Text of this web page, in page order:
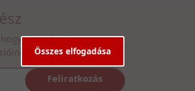
első kézből
Feliratkozás
Összes elfogadása